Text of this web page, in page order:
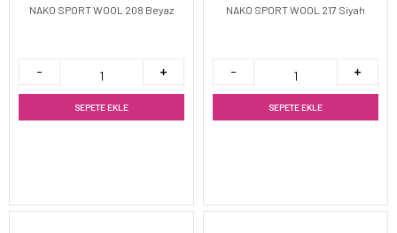
NAKO SPORT WOOL 208 Beyaz
SEPETE EKLE
NAKO SPORT WOOL 217 Siyah
SEPETE EKLE